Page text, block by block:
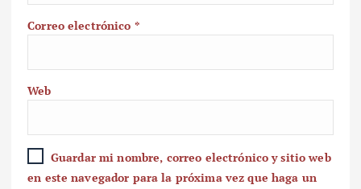
Correo electrónico *
Web
Guardar mi nombre, correo electrónico y sitio web
en este navegador para la próxima vez que haga un